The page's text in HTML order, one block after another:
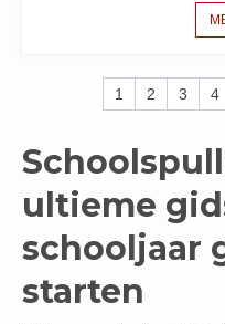
1 2 3 4
ultieme
schooljaar
starten